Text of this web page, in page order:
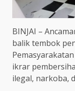
BINJAI –
balik tembok
ikrar
ilegal, narkoba,